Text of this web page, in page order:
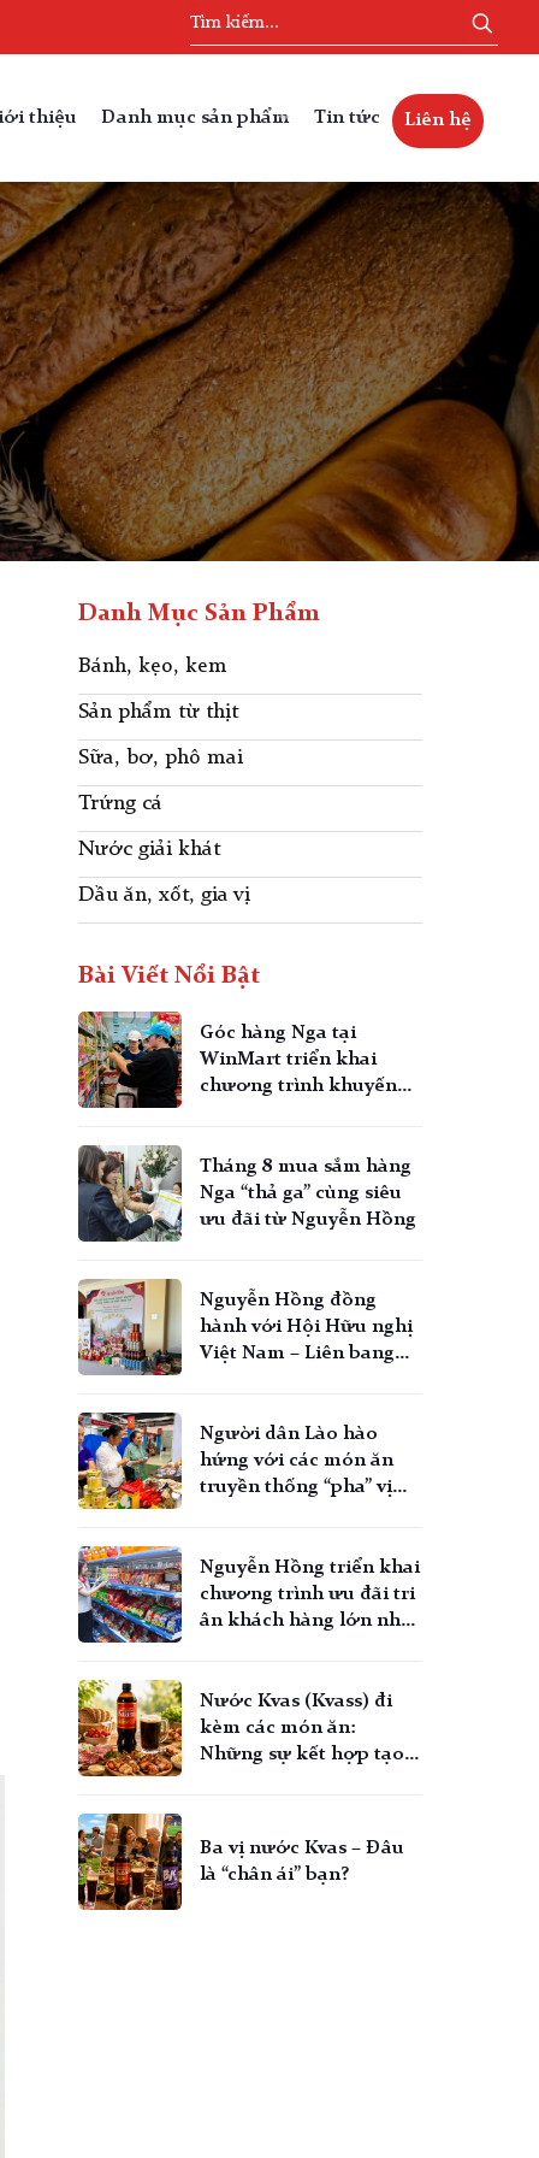
thiệu Danh mục sản phẩm Tin tức Liên hệ
Danh Mục Sản Phẩm
Bánh, kẹo, kem
Sản phẩm từ thịt
Sữa, bơ, phô mai
Trứng cá
Nước giải khát
Dầu ăn, xốt, gia vị
Bài Viết Nổi Bật
Góc hàng Nga tại
WinMart triển khai
chương trình khuyến
Tháng 8 mua sắm hàng
Nga “thả ga” cùng siêu
ưu đãi từ Nguyễn Hồng
Nguyễn Hồng đồng
hành với Hội Hữu nghị
Việt Nam – Liên bang
người Việt
Người dân Lào hào
hứng với các món ăn
truyền thống “pha” vị
Nguyễn Hồng triển khai
chương trình ưu đãi tri
ân khách hàng lớn nhất
Nước Kvas (Kvass) đi
kèm các món ăn:
Những sự kết hợp tạo
Ba vị nước Kvas – Đâu
là “chân ái” bạn?